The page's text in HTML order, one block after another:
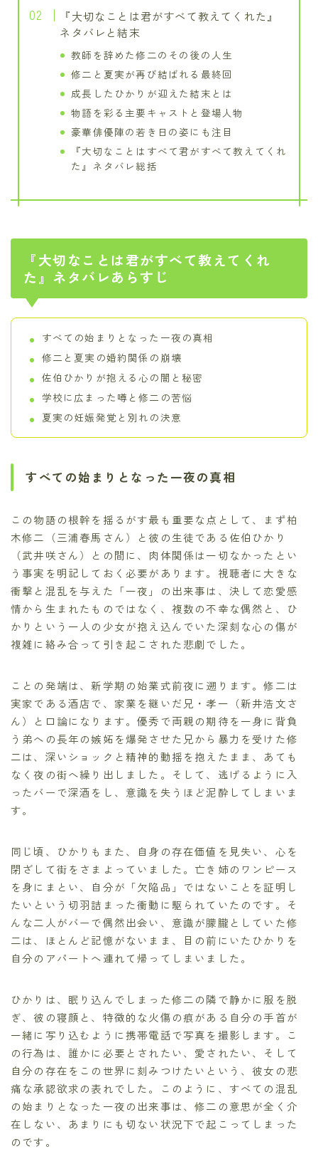
『大切なことは君がすべて教えてくれた』
ネタバレと結末
教師を辞めた修二のその後の人生
修二と夏実が再び結ばれる最終回
成長したひかりが迎えた結末とは
物語を彩る主要キャストと登場人物
豪華俳優陣の若き日の姿にも注目
『大切なことはすべて君がすべて教えてくれ
た』ネタバレ総括
『大切なことは君がすべて教えてくれ
た』ネタバレあらすじ
すべての始まりとなった一夜の真相
修二と夏実の婚約関係の崩壊
佐伯ひかりが抱える心の闇と秘密
学校に広まった噂と修二の苦悩
夏実の妊娠発覚と別れの決意
すべての始まりとなった一夜の真相
この物語の根幹を揺るがす最も重要な点として、まず柏
木修二（三浦春馬さん）と彼の生徒である佐伯ひかり
（武井咲さん）との間に、肉体関係は一切なかったとい
う事実を明記しておく必要があります。視聴者に大きな
衝撃と混乱を与えた「一夜」の出来事は、決して恋愛感
情から生まれたものではなく、複数の不幸な偶然と、ひ
かりという一人の少女が抱え込んでいた深刻な心の傷が
複雑に絡み合って引き起こされた悲劇でした。
ことの発端は、新学期の始業式前夜に遡ります。修二は
実家である酒店で、家業を継いだ兄・孝一（新井浩文さ
ん）と口論になります。優秀で両親の期待を一身に背負
う弟への長年の嫉妬を爆発させた兄から暴力を受けた修
二は、深いショックと精神的動揺を抱えたまま、あても
なく夜の街へ繰り出しました。そして、逃げるように入
ったバーで深酒をし、意識を失うほど泥酔してしまいま
す。
同じ頃、ひかりもまた、自身の存在価値を見失い、心を
閉ざして街をさまよっていました。亡き姉のワンピース
を身にまとい、自分が「欠陥品」ではないことを証明し
たいという切羽詰まった衝動に駆られていたのです。そ
んな二人がバーで偶然出会い、意識が朦朧としていた修
二は、ほとんど記憶がないまま、目の前にいたひかりを
自分のアパートへ連れて帰ってしまいました。
ひかりは、眠り込んでしまった修二の隣で静かに服を脱
ぎ、彼の寝顔と、特徴的な火傷の痕がある自分の手首が
一緒に写り込むように携帯電話で写真を撮影します。こ
の行為は、誰かに必要とされたい、愛されたい、そして
自分の存在をこの世界に刻みつけたいという、彼女の悲
痛な承認欲求の表れでした。このように、すべての混乱
の始まりとなった一夜の出来事は、修二の意思が全く介
在しない、あまりにも切ない状況下で起こってしまった
のです。